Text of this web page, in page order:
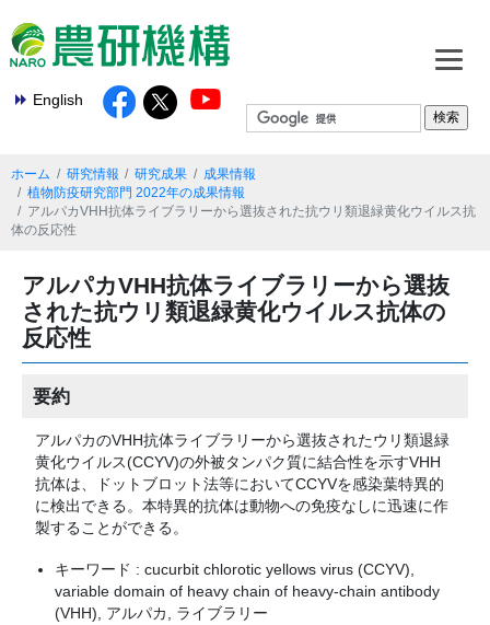
English
ホーム 研究情報 研究成果
成果情報
植物防疫研究部門 2022年の成果情報
アルパカVHH抗体ライブラリーから選抜された抗ウリ類退緑黄化ウイルス抗
体の反応性
アルパカVHH抗体ライブラリーから選抜
された抗ウリ類退緑黄化ウイルス抗体の
反応性
要約
アルパカのVHH抗体ライブラリーから選抜されたウリ類退緑
黄化ウイルス(CCYV)の外被タンパク質に結合性を示すVHH
抗体は、ドットブロット法等においてCCYVを感染葉特異的
に検出できる。本特異的抗体は動物への免疫なしに迅速に作
製することができる。
キーワード : cucurbit chlorotic yellows virus (CCYV),
variable domain of heavy chain of heavy-chain antibody
(VHH), アルパカ, ライブラリー